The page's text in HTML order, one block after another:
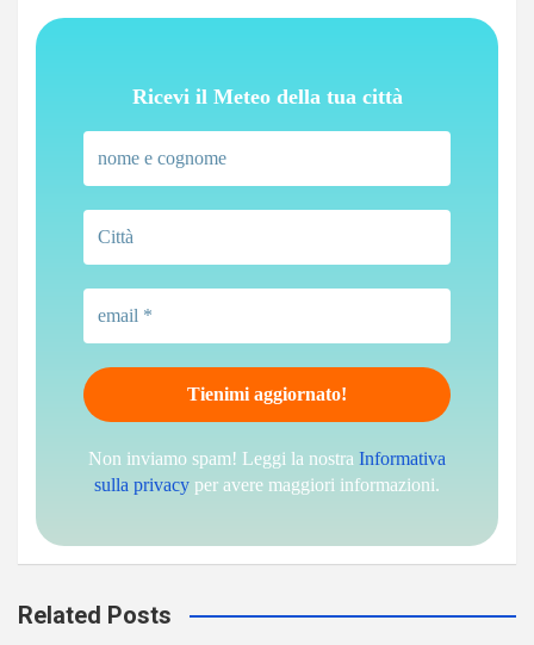
Ricevi il Meteo della tua città
Non inviamo spam! Leggi la nostra Informativa
sulla privacy per avere maggiori informazioni.
Related Posts